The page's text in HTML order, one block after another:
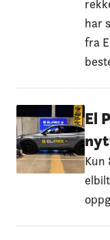
har
fra
El
Kun